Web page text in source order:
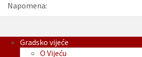
Napomena:
Gradsko vijeće
O Vijeću